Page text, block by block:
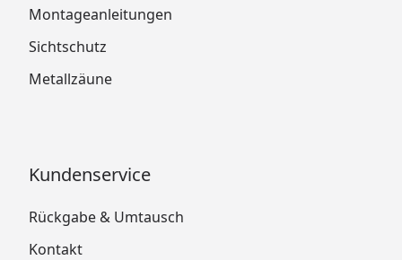
Montageanleitungen
Sichtschutz
Metallzäune
Kundenservice
Rückgabe & Umtausch
Kontakt